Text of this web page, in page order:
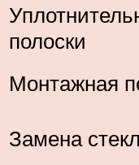
полоски
Монтажная
Замена